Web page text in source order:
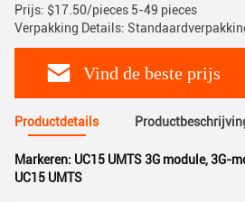
Prijs: $17.50/pieces 5-49 pieces
Verpakking Details:
Vind de beste prijs
Productdetails
Markeren: UC15 UMTS 3G module,3G-
UC15 UMTS